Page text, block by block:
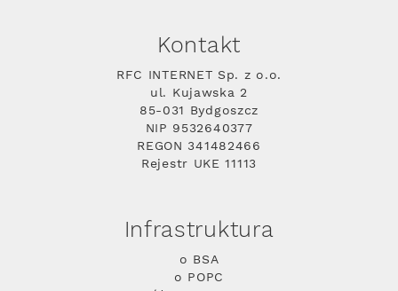
Kontakt
RFC INTERNET Sp. z o.o.
ul. Kujawska 2
85-031 Bydgoszcz
NIP 9532640377
REGON 341482466
Rejestr UKE 11113
Infrastruktura
o BSA
o POPC